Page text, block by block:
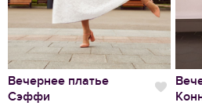
Вечернее платье
Сэффи